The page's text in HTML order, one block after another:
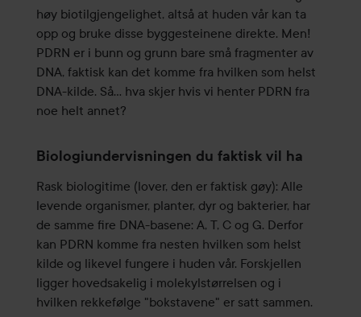
høy biotilgjengelighet, altså at huden vår kan ta
opp og bruke disse byggesteinene direkte. Men!
PDRN er i bunn og grunn bare små fragmenter av
DNA, faktisk kan det komme fra hvilken som helst
DNA-kilde. Så… hva skjer hvis vi henter PDRN fra
noe helt annet?
Biologiundervisningen du faktisk vil ha
Rask biologitime (lover, den er faktisk gøy): Alle
levende organismer, planter, dyr og bakterier, har
de samme fire DNA-basene: A, T, C og G. Derfor
kan PDRN komme fra nesten hvilken som helst
kilde og likevel fungere i huden vår. Forskjellen
ligger hovedsakelig i molekylstørrelsen og i
hvilken rekkefølge "bokstavene" er satt sammen.